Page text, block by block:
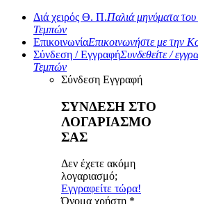
Διά χειρός Θ. Π.Παλιά μηνύματα
Τεμπών
ΕπικοινωνίαΕπικοινωνήστε με την
Σύνδεση / ΕγγραφήΣυνδεθείτε /
Τεμπών
Σύνδεση Εγγραφή
ΣΥΝΔΕΣΗ ΣΤΟ
ΛΟΓΑΡΙΑΣΜΟ
ΣΑΣ
Δεν έχετε ακόμη
λογαριασμό;
Εγγραφείτε τώρα!
Όνομα χρήστη *